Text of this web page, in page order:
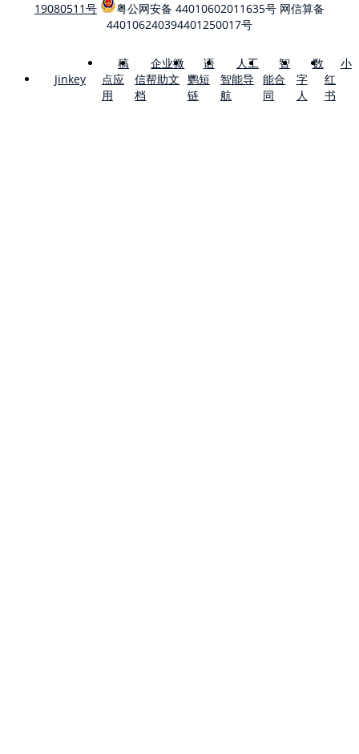
19080511号
粤公网安备 44010602011635号 网信算备
440106240394401250017号
Jinkey
稿
点应
用
企业微
信帮助文
档
语
鹦短
链
人工
智能导
航
智
能合
同
数
字
人
小
红
书